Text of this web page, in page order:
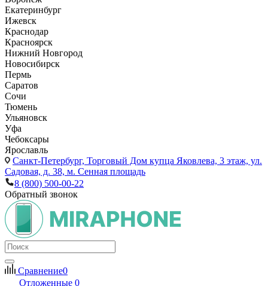
Екатеринбург
Ижевск
Краснодар
Красноярск
Нижний Новгород
Новосибирск
Пермь
Саратов
Сочи
Тюмень
Ульяновск
Уфа
Чебоксары
Ярославль
Санкт-Петербург, Торговый Дом купца Яковлева, 3 этаж, ул.
Садовая, д. 38, м. Сенная площадь
8 (800) 500-00-22
Обратный звонок
Сравнение0
Отложенные 0